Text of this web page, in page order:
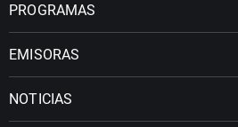
PROGRAMAS
EMISORAS
NOTICIAS